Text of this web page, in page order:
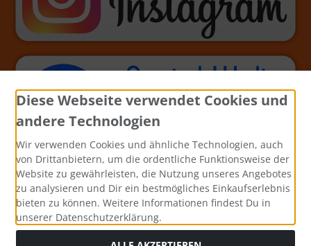
Diese Webseite verwendet Cookies und
andere Technologien
Wir verwenden Cookies und ähnliche Technologien, auch
von Drittanbietern, um die ordentliche Funktionsweise der
Website zu gewährleisten, die Nutzung unseres Angebotes
zu analysieren und Dir ein bestmögliches Einkaufserlebnis
bieten zu können. Weitere Informationen findest Du in
unserer Datenschutzerklärung.